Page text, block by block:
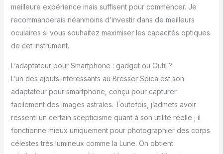
meilleure expérience mais suffisent pour commencer. Je
recommanderais néanmoins d’investir dans de meilleurs
oculaires si vous souhaitez maximiser les capacités optiques
de cet instrument.
L’adaptateur pour Smartphone : gadget ou Outil ?
L’un des ajouts intéressants au Bresser Spica est son
adaptateur pour smartphone, conçu pour capturer
facilement des images astrales. Toutefois, j’admets avoir
ressenti un certain scepticisme quant à son utilité réelle ; il
fonctionne mieux uniquement pour photographier des corps
célestes très lumineux comme la Lune. On obtient